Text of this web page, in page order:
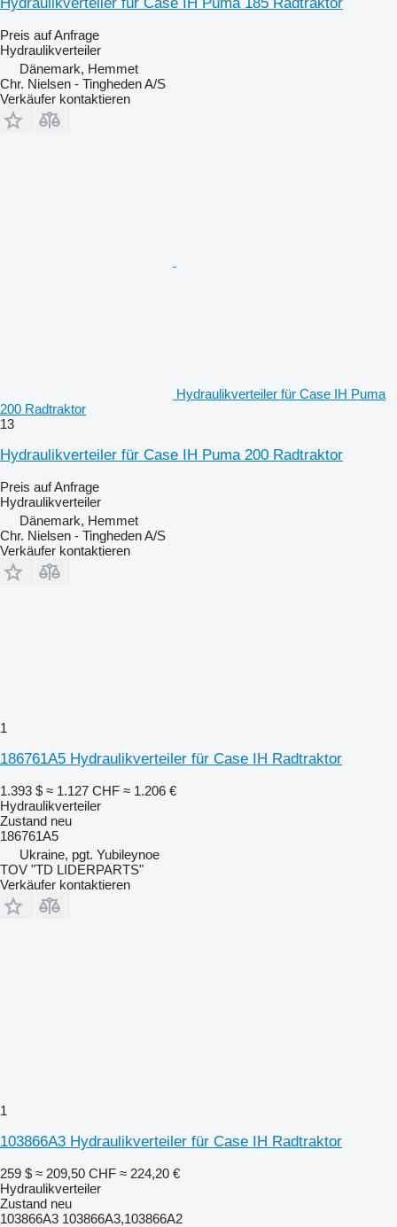
Preis auf Anfrage
Hydraulikverteiler
Dänemark, Hemmet
Chr. Nielsen - Tingheden A/S
Verkäufer kontaktieren
Hydraulikverteiler für Case IH Puma
200 Radtraktor
13
Hydraulikverteiler für Case IH Puma 200 Radtraktor
Preis auf Anfrage
Hydraulikverteiler
Dänemark, Hemmet
Chr. Nielsen - Tingheden A/S
Verkäufer kontaktieren
1
186761A5 Hydraulikverteiler für Case IH Radtraktor
1.393 $ ≈ 1.127 CHF ≈ 1.206 €
Hydraulikverteiler
Zustand neu
186761A5
Ukraine, pgt. Yubileynoe
TOV "TD LIDERPARTS"
Verkäufer kontaktieren
1
103866A3 Hydraulikverteiler für Case IH Radtraktor
259 $ ≈ 209,50 CHF ≈ 224,20 €
Hydraulikverteiler
Zustand neu
103866A3 103866A3,103866A2